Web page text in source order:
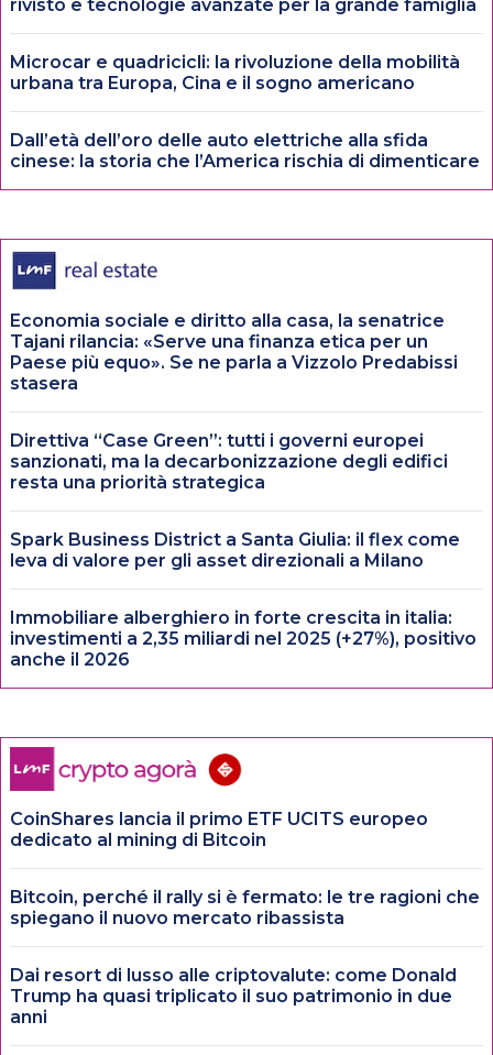
rivisto e tecnologie avanzate per la grande famiglia
Microcar e quadricicli: la rivoluzione della mobilità
urbana tra Europa, Cina e il sogno americano
Dall’età dell’oro delle auto elettriche alla sfida
cinese: la storia che l’America rischia di dimenticare
Economia sociale e diritto alla casa, la senatrice
Tajani rilancia: «Serve una finanza etica per un
Paese più equo». Se ne parla a Vizzolo Predabissi
stasera
Direttiva “Case Green”: tutti i governi europei
sanzionati, ma la decarbonizzazione degli edifici
resta una priorità strategica
Spark Business District a Santa Giulia: il flex come
leva di valore per gli asset direzionali a Milano
Immobiliare alberghiero in forte crescita in italia:
investimenti a 2,35 miliardi nel 2025 (+27%), positivo
anche il 2026
CoinShares lancia il primo ETF UCITS europeo
dedicato al mining di Bitcoin
Bitcoin, perché il rally si è fermato: le tre ragioni che
spiegano il nuovo mercato ribassista
Dai resort di lusso alle criptovalute: come Donald
Trump ha quasi triplicato il suo patrimonio in due
anni